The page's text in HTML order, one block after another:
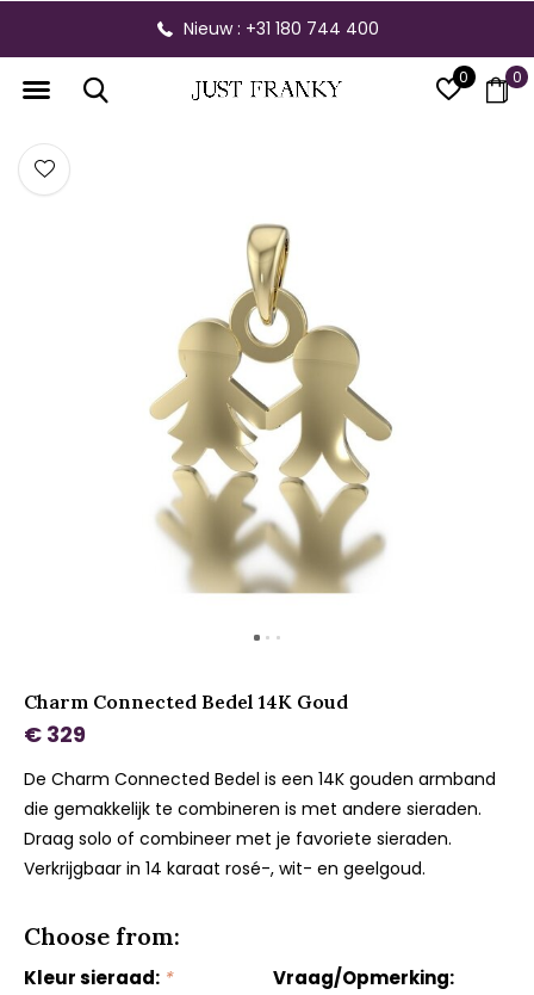
0 0
Nieuw : +31 180 744 400
Charm Connected Bedel 14K Goud
€ 329
De Charm Connected Bedel is een 14K gouden armband
die gemakkelijk te combineren is met andere sieraden.
Draag solo of combineer met je favoriete sieraden.
Verkrijgbaar in 14 karaat rosé-, wit- en geelgoud.
Choose from:
Kleur sieraad: * Vraag/Opmerking: